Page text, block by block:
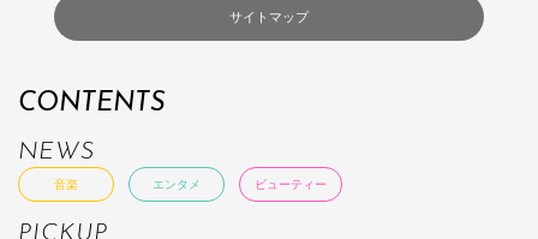
サイトマップ
CONTENTS
NEWS
音楽 エンタメ ビューティー
PICKUP